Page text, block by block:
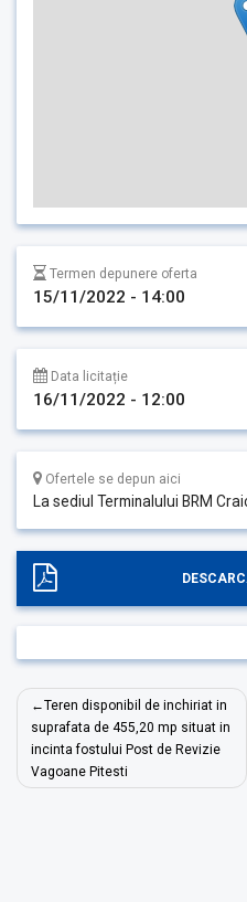
Termen depunere oferta
15/11/2022 - 14:00
Data licitație
16/11/2022 - 12:00
Ofertele se depun aici
La sediul Terminalului BRM
Navigare
în
articole
Teren disponibil de inchiriat in
suprafata de 455,20 mp situat in
incinta fostului Post de Revizie
Vagoane Pitesti